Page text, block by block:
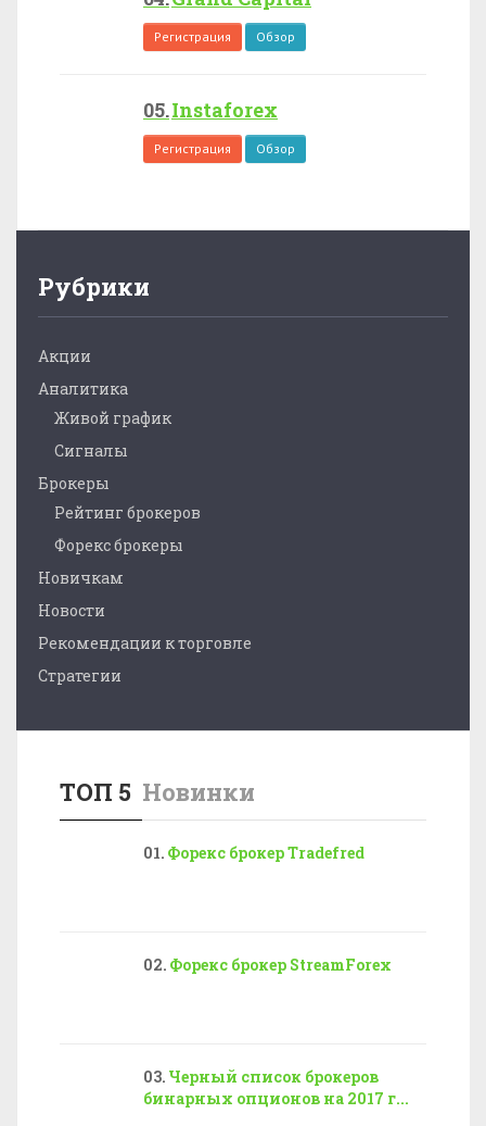
Регистрация Обзор
Instaforex
Регистрация Обзор
Рубрики
Акции
Аналитика
Живой график
Сигналы
Брокеры
Рейтинг брокеров
Форекс брокеры
Новичкам
Новости
Рекомендации к торговле
Стратегии
ТОП 5 Новинки
Форекс брокер Tradefred
Форекс брокер StreamForex
Черный список брокеров
бинарных опционов на 2017 г...